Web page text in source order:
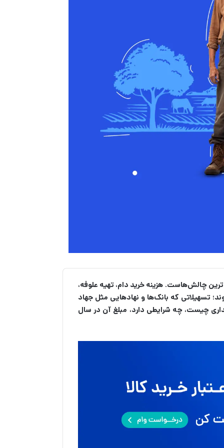
چالش‌هاست. هزینه خرید دام، تهیه علوفه،
تسهیلاتی که بانک‌ها و نهادهایی مثل جهاد
چیست، چه شرایطی دارد، مبلغ آن در سال